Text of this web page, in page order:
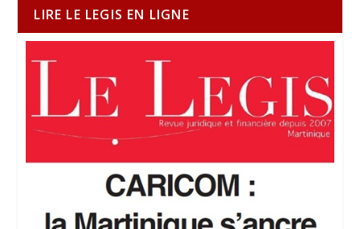
LIRE LE LEGIS EN LIGNE